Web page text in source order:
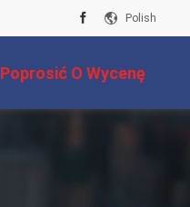
Polish
Poprosić O Wycenę